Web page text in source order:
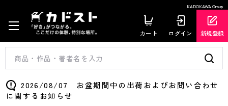
KADOKAWA Group
カート ログイン 新規登録
2026/08/07 お盆期間中の出荷およびお問い合わせ
に関するお知らせ